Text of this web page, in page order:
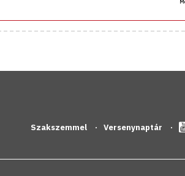
Szakszemmel Versenynaptár